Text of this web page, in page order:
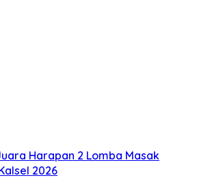
Harapan 2 Lomba Masak
2026